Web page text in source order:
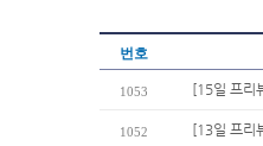
번호
1053 [15일 프리
1052 [13일 프리